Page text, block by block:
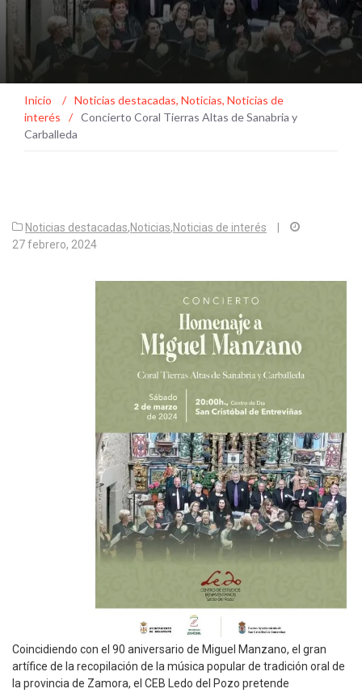
Inicio / Noticias destacadas, Noticias, Noticias de
interés
/ Concierto Coral Tierras Altas de Sanabria y
Carballeda
Noticias destacadas,Noticias,Noticias de interés
|
27 febrero, 2024
Coincidiendo con el 90 aniversario de Miguel Manzano, el gran
artífice de la recopilación de la música popular de tradición oral de
la provincia de Zamora, el CEB Ledo del Pozo pretende